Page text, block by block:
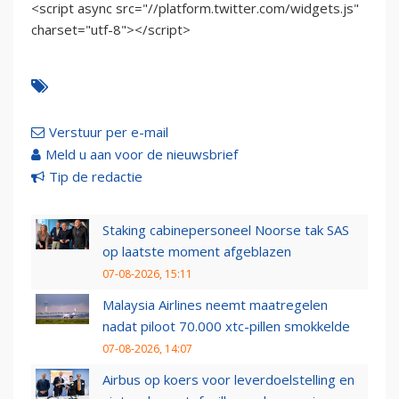
<script async src="//platform.twitter.com/widgets.js"
charset="utf-8"></script>
Verstuur per e-mail
Meld u aan voor de nieuwsbrief
Tip de redactie
Staking cabinepersoneel Noorse tak SAS
op laatste moment afgeblazen
07-08-2026, 15:11
Malaysia Airlines neemt maatregelen
nadat piloot 70.000 xtc-pillen smokkelde
07-08-2026, 14:07
Airbus op koers voor leverdoelstelling en